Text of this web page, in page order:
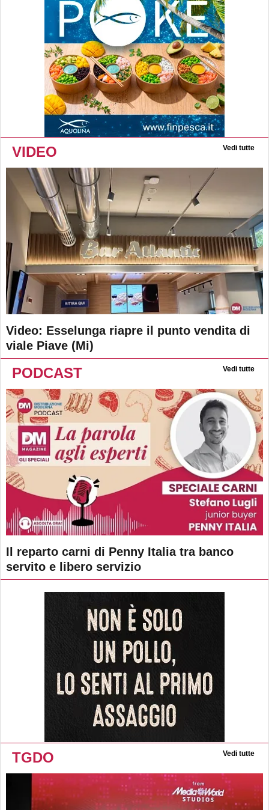
VIDEO Vedi tutte
Video: Esselunga riapre il punto vendita di
viale Piave (Mi)
PODCAST Vedi tutte
Il reparto carni di Penny Italia tra banco
servito e libero servizio
TGDO Vedi tutte